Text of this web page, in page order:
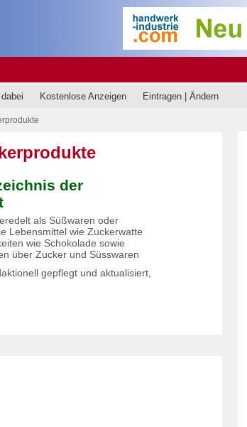
Kostenlose Anzeigen Eintragen | Ändern
der
als Süßwaren oder
Lebensmittel wie Zuckerwatte
wie Schokolade sowie
über Zucker und Süsswaren
gepflegt und aktualisiert,